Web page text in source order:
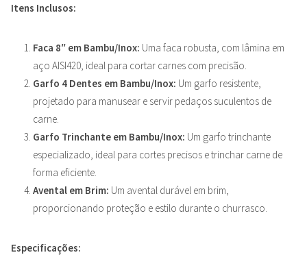
Itens Inclusos:
Faca 8″ em Bambu/Inox: Uma faca robusta, com lâmina em
aço AISI420, ideal para cortar carnes com precisão.
Garfo 4 Dentes em Bambu/Inox: Um garfo resistente,
projetado para manusear e servir pedaços suculentos de
carne.
Garfo Trinchante em Bambu/Inox: Um garfo trinchante
especializado, ideal para cortes precisos e trinchar carne de
forma eficiente.
Avental em Brim: Um avental durável em brim,
proporcionando proteção e estilo durante o churrasco.
Especificações: